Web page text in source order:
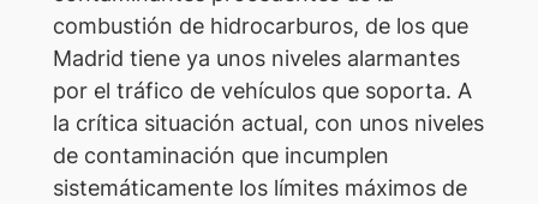
combustión de hidrocarburos, de los que
Madrid tiene ya unos niveles alarmantes
por el tráfico de vehículos que soporta. A
la crítica situación actual, con unos niveles
de contaminación que incumplen
sistemáticamente los límites máximos de